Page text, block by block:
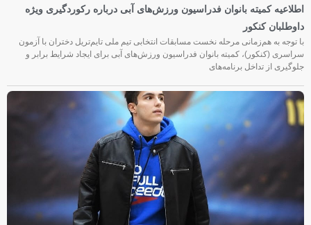
اطلاعیه کمیته بانوان فدراسیون ورزش‌های آبی درباره رکوردگیری ویژه
داوطلبان کنکور
با توجه به هم‌زمانی مرحله نخست مسابقات انتخابی تیم ملی تایم‌تریل دختران با آزمون
سراسری (کنکور)، کمیته بانوان فدراسیون ورزش‌های آبی برای ایجاد شرایط برابر و
جلوگیری از تداخل برنامه‌های